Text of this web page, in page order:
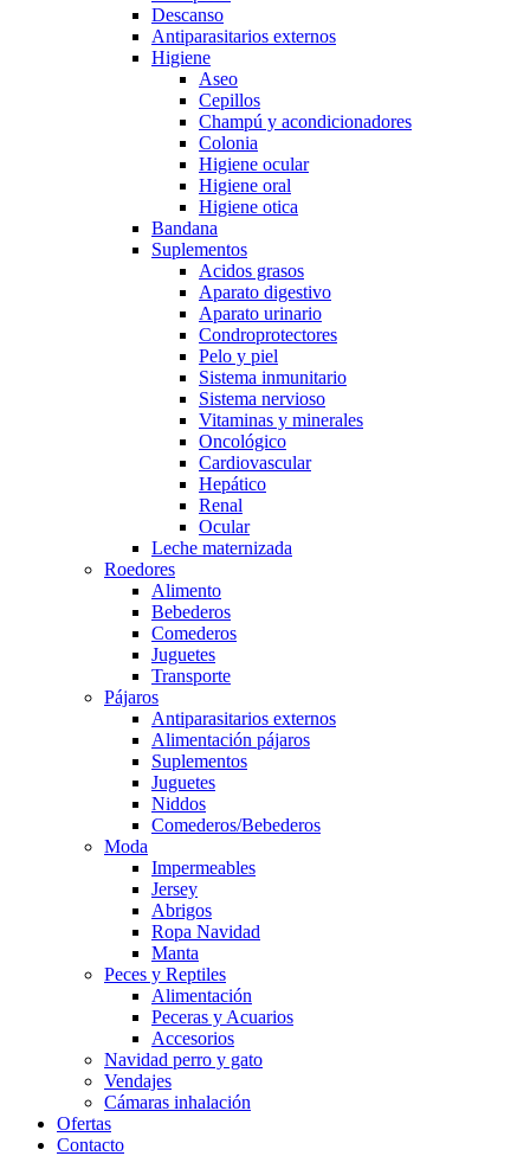
Descanso
Antiparasitarios externos
Higiene
Aseo
Cepillos
Champú y acondicionadores
Colonia
Higiene ocular
Higiene oral
Higiene otica
Bandana
Suplementos
Acidos grasos
Aparato digestivo
Aparato urinario
Condroprotectores
Pelo y piel
Sistema inmunitario
Sistema nervioso
Vitaminas y minerales
Oncológico
Cardiovascular
Hepático
Renal
Ocular
Leche maternizada
Roedores
Alimento
Bebederos
Comederos
Juguetes
Transporte
Pájaros
Antiparasitarios externos
Alimentación pájaros
Suplementos
Juguetes
Niddos
Comederos/Bebederos
Moda
Impermeables
Jersey
Abrigos
Ropa Navidad
Manta
Peces y Reptiles
Alimentación
Peceras y Acuarios
Accesorios
Navidad perro y gato
Vendajes
Cámaras inhalación
Ofertas
Contacto